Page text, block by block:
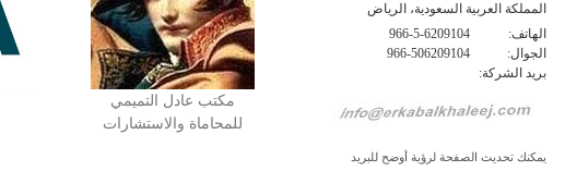
المملكة العربية السعودية، الرياض
الهاتف:
966-5-6209104
الجوال:
966-506209104
بريد الشركة:
يمكنك تحديث الصفحة لرؤية أوضح للبريد
مكتب عادل التميمي
للمحاماة والاستشارات